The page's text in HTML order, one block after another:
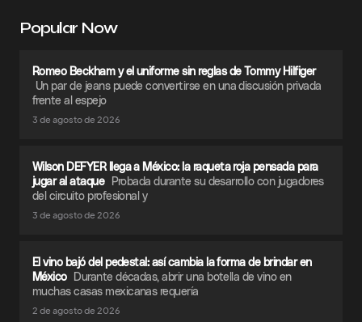
Popular Now
Romeo Beckham y el uniforme sin reglas de Tommy Hilfiger
Un par de jeans puede convertirse en una discusión privada
frente al espejo
3 de agosto de 2026
Wilson DEFYER llega a México: la raqueta roja pensada para
jugar al ataque Probada durante su desarrollo con jugadores
del circuito profesional y
3 de agosto de 2026
El vino bajó del pedestal: así cambia la forma de brindar en
México Durante décadas, abrir una botella de vino en
muchas casas mexicanas requería
2 de agosto de 2026